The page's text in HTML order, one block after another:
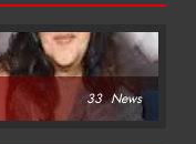
33 News